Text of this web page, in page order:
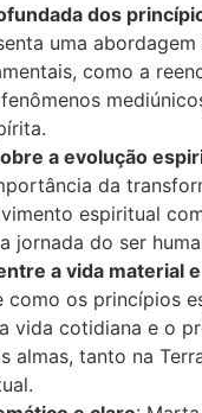
dos
uma
como a
a evolução
da
espiritual
jornada do ser
a vida material
como os princípios
vida cotidiana e o
almas, tanto na